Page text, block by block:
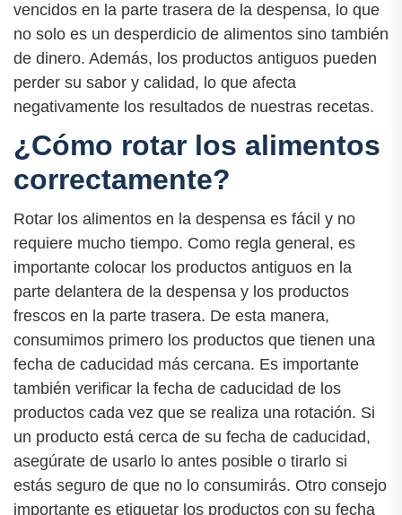
vencidos en la parte trasera de la despensa, lo que
no solo es un desperdicio de alimentos sino también
de dinero. Además, los productos antiguos pueden
perder su sabor y calidad, lo que afecta
negativamente los resultados de nuestras recetas.
¿Cómo rotar los alimentos
correctamente?
Rotar los alimentos en la despensa es fácil y no
requiere mucho tiempo. Como regla general, es
importante colocar los productos antiguos en la
parte delantera de la despensa y los productos
frescos en la parte trasera. De esta manera,
consumimos primero los productos que tienen una
fecha de caducidad más cercana. Es importante
también verificar la fecha de caducidad de los
productos cada vez que se realiza una rotación. Si
un producto está cerca de su fecha de caducidad,
asegúrate de usarlo lo antes posible o tirarlo si
estás seguro de que no lo consumirás. Otro consejo
importante es etiquetar los productos con su fecha